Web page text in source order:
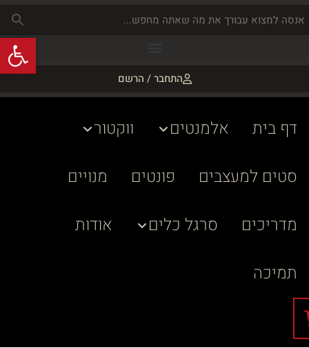
התחבר / הרשם
דף בית אלמנטים
ווקטור
סטים למעצבים
פונטים
מנויים
מדריכים
סרגל כלים
אודות
תמיכה